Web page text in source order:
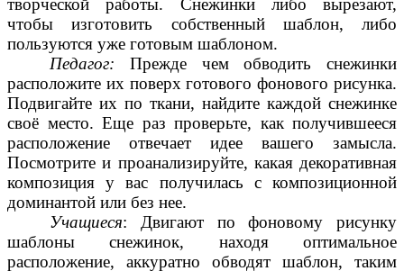
творческой работы. Снежинки либо вырезают,
чтобы изготовить собственный шаблон, либо
пользуются уже готовым шаблоном.
Педагог: Прежде чем обводить снежинки
расположите их поверх готового фонового рисунка.
Подвигайте их по ткани, найдите каждой снежинке
своё место. Еще раз проверьте, как получившееся
расположение отвечает идее вашего замысла.
Посмотрите и проанализируйте, какая декоративная
композиция у вас получилась с композиционной
доминантой или без нее.
Учащиеся: Двигают по фоновому рисунку
шаблоны снежинок, находя оптимальное
расположение, аккуратно обводят шаблон, таким